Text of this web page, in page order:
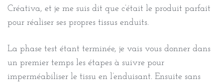
Créativa, et je me suis dit que c’était le produit parfait
pour réaliser ses propres tissus enduits.
La phase test étant terminée, je vais vous donner dans
un premier temps les étapes à suivre pour
imperméabiliser le tissu en l’enduisant. Ensuite sans